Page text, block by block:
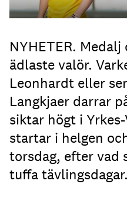
NYHETER.
ädlaste valör.
Leonhardt eller
Langkjaer darrar
siktar högt i
startar i helgen
torsdag, efter vad
tuffa tävlingsdagar.